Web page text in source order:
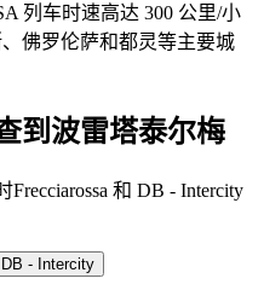
列车时速高达 300 公里/小
佛罗伦萨和都灵等主要城
到波雷塔泰尔梅
和 DB - Intercity
DB - Intercity